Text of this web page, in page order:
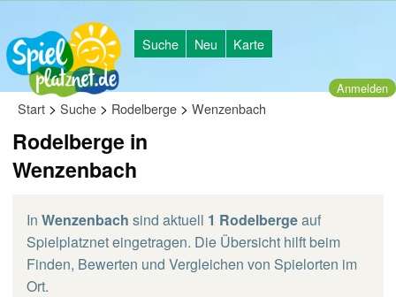
Suche Neu Karte
Anmelden
Start > Suche > Rodelberge > Wenzenbach
Rodelberge in
Wenzenbach
In Wenzenbach sind aktuell 1 Rodelbergeauf
Spielplatznet eingetragen. Die Übersicht hilft beim
Finden, Bewerten und Vergleichen von Spielorten im
Ort.